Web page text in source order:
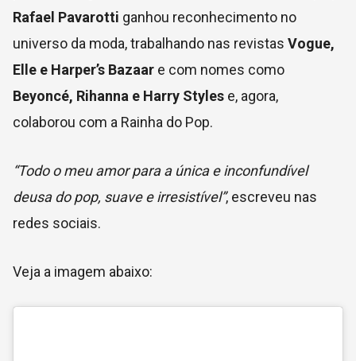
Rafael Pavarotti ganhou reconhecimento no
universo da moda, trabalhando nas revistas Vogue,
Elle e Harper’s Bazaar e com nomes como
Beyoncé, Rihanna e Harry Styles e, agora,
colaborou com a Rainha do Pop.
“Todo o meu amor para a única e inconfundível
deusa do pop, suave e irresistível”, escreveu nas
redes sociais.
Veja a imagem abaixo: